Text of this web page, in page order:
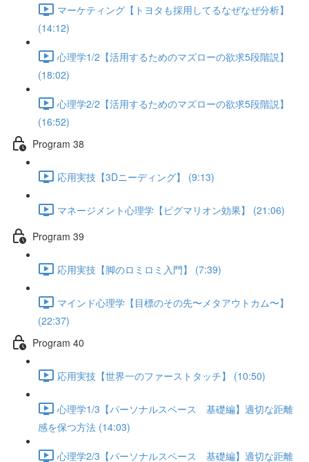
マーケティング【トヨタも採用してるなぜなぜ分析】
(14:12)
心理学1/2【活用するためのマズローの欲求5段階説】
(18:02)
心理学2/2【活用するためのマズローの欲求5段階説】
(16:52)
Program 38
応用実技【3Dニーディング】 (9:13)
マネージメント心理学【ピグマリオン効果】 (21:06)
Program 39
応用実技【脚のロミロミ入門】 (7:39)
マインド心理学【目標のその先〜メタアウトカム〜】
(22:37)
Program 40
応用実技【世界一のファーストタッチ】 (10:50)
心理学1/3【パーソナルスペース 基礎編】適切な距離
感を保つ方法 (14:03)
心理学2/3【パーソナルスペース 基礎編】適切な距離